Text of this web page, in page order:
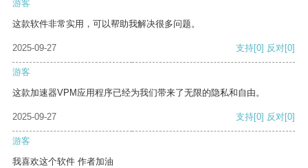
游客
这款软件非常实用，可以帮助我解决很多问题。
2025-09-27 支持[0] 反对[0]
游客
这款加速器VPM应用程序已经为我们带来了无限的隐私和自由。
2025-09-27 支持[0] 反对[0]
游客
我喜欢这个软件 作者加油